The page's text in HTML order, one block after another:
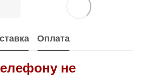
Оплата
не